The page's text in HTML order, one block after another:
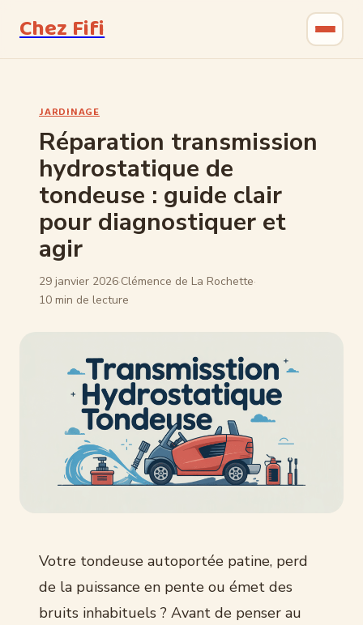
Chez Fifi
Bricolage
Jardinage
Maison & Déco
JARDINAGE
Réparation transmission
hydrostatique de
tondeuse : guide clair
pour diagnostiquer et
agir
29 janvier 2026·Clémence de La Rochette·
10 min de lecture
Votre tondeuse autoportée patine, perd
de la puissance en pente ou émet des
bruits inhabituels ? Avant de penser au